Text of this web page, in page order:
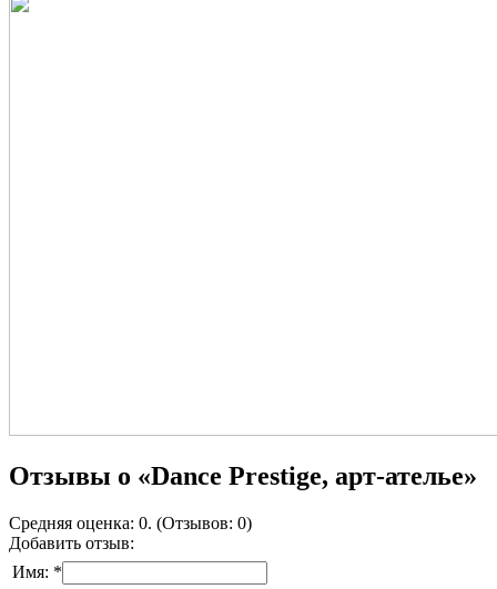
Отзывы о «Dance Prestige, арт-ателье»
Средняя оценка: 0. (Отзывов: 0)
Добавить отзыв:
Имя: *